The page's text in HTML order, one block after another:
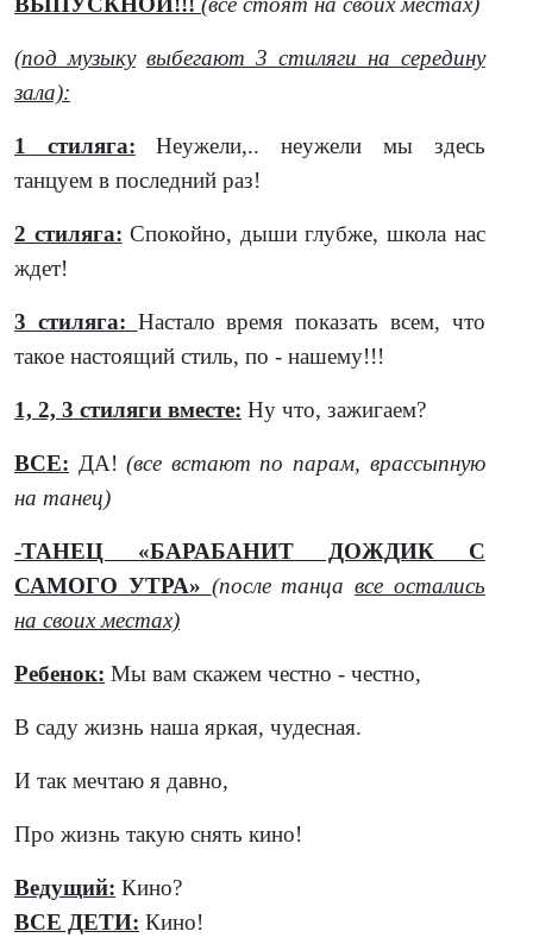
(под музыку выбегают 3 стиляги на середину
зала):
1 стиляга: Неужели,.. неужели мы здесь
танцуем в последний раз!
2 стиляга: Спокойно, дыши глубже, школа нас
ждет!
3 стиляга: Настало время показать всем, что
такое настоящий стиль, по - нашему!!!
1, 2, 3 стиляги вместе: Ну что, зажигаем?
ВСЕ: ДА!(все встают по парам, врассыпную
на танец)
-ТАНЕЦ «БАРАБАНИТ ДОЖДИК С
САМОГО УТРА» (после танца все остались
на своих местах)
Ребенок: Мы вам скажем честно - честно,
В саду жизнь наша яркая, чудесная.
И так мечтаю я давно,
Про жизнь такую снять кино!
Ведущий: Кино?
ВСЕ ДЕТИ: Кино!